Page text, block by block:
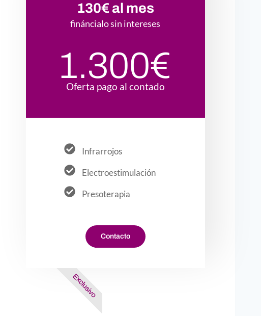
130€ al mes
fináncialo sin intereses
1.300€
Oferta pago al contado
Infrarrojos
Electroestimulación
Presoterapia
Contacto
Exclusivo